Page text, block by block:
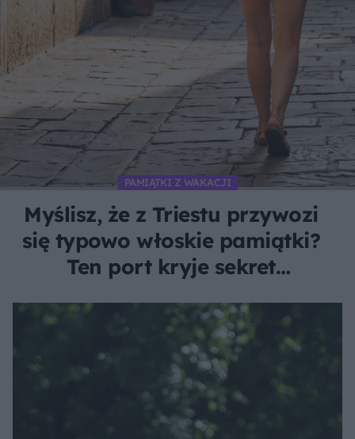
PAMIĄTKI Z WAKACJI
Myślisz, że z Triestu przywozi
się typowo włoskie pamiątki?
Ten port kryje sekret